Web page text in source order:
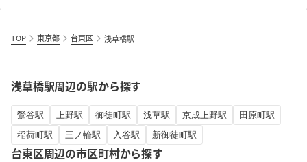
TOP 東京都 台東区 浅草橋駅
浅草橋駅周辺の駅から探す
鶯谷駅 上野駅 御徒町駅 浅草駅 京成上野駅
田原町駅
稲荷町駅
三ノ輪駅 入谷駅 新御徒町駅
台東区周辺の市区町村から探す